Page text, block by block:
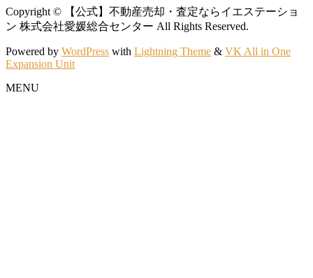
Copyright © 【公式】不動産売却・査定ならイエステーショ
ン 株式会社愛媛総合センター All Rights Reserved.
Powered by WordPress with Lightning Theme & VK All in One
Expansion Unit
MENU